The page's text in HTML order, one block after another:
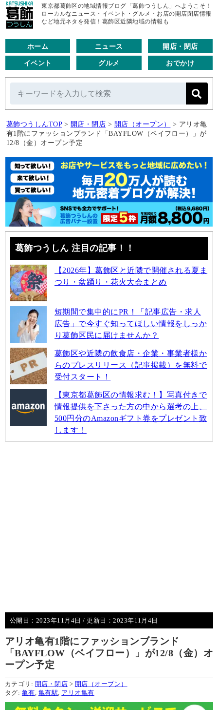
東京都葛飾区の地域情報ブログ「葛飾つうしん」へようこそ！
ローカルなニュース・イベント・グルメ・お店の開店閉店情報
など地元ネタを発信！葛飾区近隣地域の情報も
ホーム ニュース 開店・閉店
イベント グルメ おでかけ
葛飾つうしんTOP > 開店・閉店 > 開店（オープン） > アリオ亀
有1階にファッションブランド「BAYFLOW（ベイフロー）」が
12/8（金）オープン予定
葛飾つうしん 注目の記事！！
【2026年】葛飾区と近隣で開催される夏ま
つり・盆踊り・花火大会まとめ
短期間で集中的にPR！「記事広告・求人
広告」で今すぐ知ってほしい情報をしっか
り葛飾区民に届けませんか？
葛飾区や近隣の飲食店・企業・事業者様か
らのプレスリリース（記事掲載）を無料で
受付スタート！
【東京都葛飾区の情報求む！】写真付きで
情報提供を下さった方の中から選考の上、
500円分のAmazonギフト券をプレゼント致
します！
公開日： 2023年11月4日 / 更新日：2023年11月4日
アリオ亀有1階にファッションブランド
「BAYFLOW（ベイフロー）」が12/8（金）オ
ープン予定
カテゴリ: 開店・閉店 > 開店（オープン）
タグ: 亀有 亀有駅 アリオ亀有